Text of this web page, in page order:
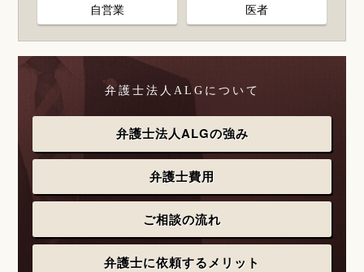
自営業 医者
弁護士法人ALGについて
弁護士法人ALGの強み
弁護士費用
ご相談の流れ
弁護士に依頼するメリット